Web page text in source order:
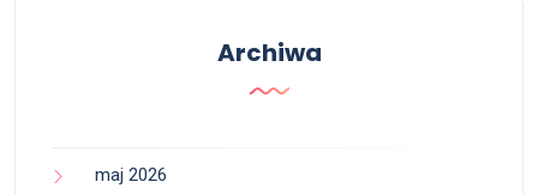
Archiwa
maj 2026